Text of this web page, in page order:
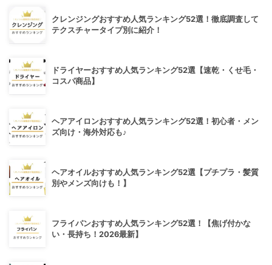
クレンジングおすすめ人気ランキング52選！徹底調査して
テクスチャータイプ別に紹介！
ドライヤーおすすめ人気ランキング52選【速乾・くせ毛・
コスパ商品】
ヘアアイロンおすすめ人気ランキング52選！初心者・メン
ズ向け・海外対応も♪
ヘアオイルおすすめ人気ランキング52選【プチプラ・髪質
別やメンズ向けも！】
フライパンおすすめ人気ランキング52選！【焦げ付かな
い・長持ち！2026最新】